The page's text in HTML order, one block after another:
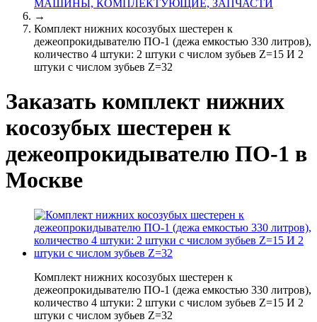
МАШИНЫ, КОМПЛЕКТУЮЩИЕ, ЗАПЧАСТИ
→
Комплект нижних косозубых шестерен к
дежеопрокидывателю ПО-1 (дежа емкостью 330 литров),
количество 4 штуки: 2 штуки с числом зубьев Z=15 И 2
штуки с числом зубьев Z=32
Заказать комплект нижних
косозубых шестерен к
дежеопрокидывателю ПО-1 в
Москве
Комплект нижних косозубых шестерен к
дежеопрокидывателю ПО-1 (дежа емкостью 330 литров),
количество 4 штуки: 2 штуки с числом зубьев Z=15 И 2
штуки с числом зубьев Z=32